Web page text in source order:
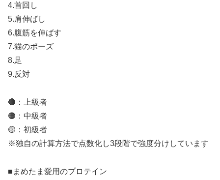
4.首回し
5.肩伸ばし
6.腹筋を伸ばす
7.猫のポーズ
8.足
9.反対
🔴：上級者
🟠：中級者
🟡：初級者
※独自の計算方法で点数化し3段階で強度分けしています
■まめたま愛用のプロテイン